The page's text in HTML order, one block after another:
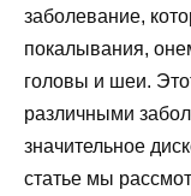
заболевание,
покалывания,
головы и шеи.
различными
значительное
статье мы